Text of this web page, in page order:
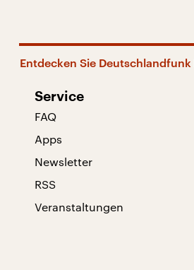
Entdecken Sie
Service
FAQ
Apps
Newsletter
RSS
Veranstaltungen